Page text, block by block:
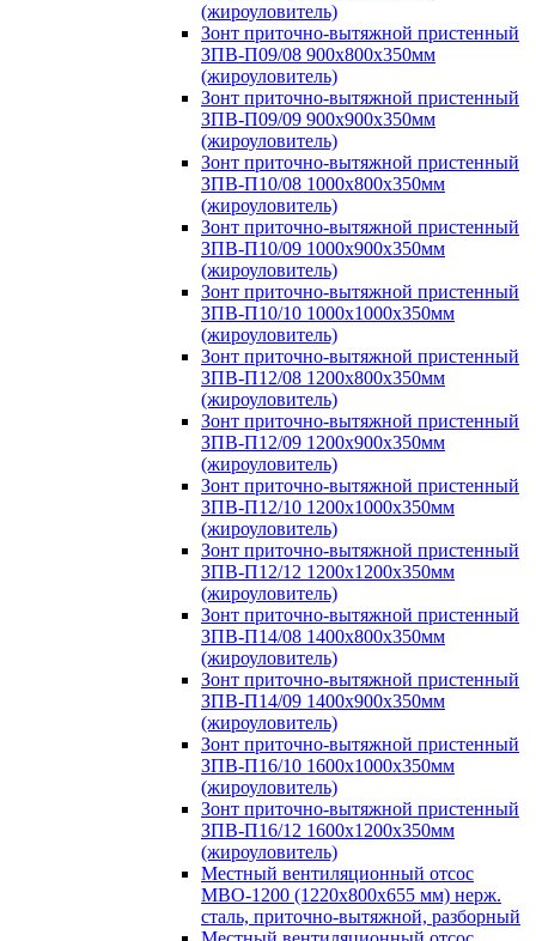
(жироуловитель)
Зонт приточно-вытяжной пристенный
ЗПВ-П09/08 900х800х350мм
(жироуловитель)
Зонт приточно-вытяжной пристенный
ЗПВ-П09/09 900х900х350мм
(жироуловитель)
Зонт приточно-вытяжной пристенный
ЗПВ-П10/08 1000х800х350мм
(жироуловитель)
Зонт приточно-вытяжной пристенный
ЗПВ-П10/09 1000х900х350мм
(жироуловитель)
Зонт приточно-вытяжной пристенный
ЗПВ-П10/10 1000х1000х350мм
(жироуловитель)
Зонт приточно-вытяжной пристенный
ЗПВ-П12/08 1200х800х350мм
(жироуловитель)
Зонт приточно-вытяжной пристенный
ЗПВ-П12/09 1200х900х350мм
(жироуловитель)
Зонт приточно-вытяжной пристенный
ЗПВ-П12/10 1200х1000х350мм
(жироуловитель)
Зонт приточно-вытяжной пристенный
ЗПВ-П12/12 1200х1200х350мм
(жироуловитель)
Зонт приточно-вытяжной пристенный
ЗПВ-П14/08 1400х800х350мм
(жироуловитель)
Зонт приточно-вытяжной пристенный
ЗПВ-П14/09 1400х900х350мм
(жироуловитель)
Зонт приточно-вытяжной пристенный
ЗПВ-П16/10 1600х1000х350мм
(жироуловитель)
Зонт приточно-вытяжной пристенный
ЗПВ-П16/12 1600х1200х350мм
(жироуловитель)
Местный вентиляционный отсос
МВО-1200 (1220х800х655 мм) нерж.
сталь, приточно-вытяжной, разборный